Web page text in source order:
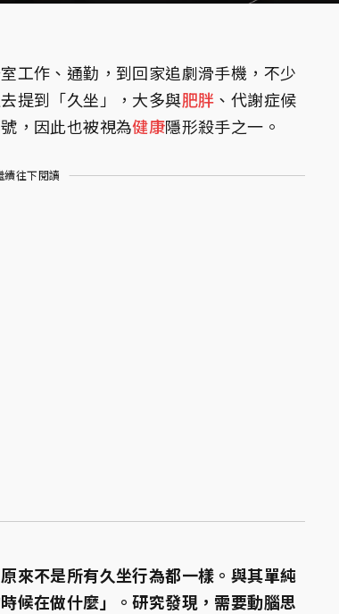
工作、通勤，到回家追劇滑手機，不少
提到「久坐」，大多與肥胖 、代謝症候
，因此也被視為健康隱形殺手之一。
續往下閱讀
原來不是所有久坐行為都一樣。與其單純
候在做什麼」。研究發現，需要動腦思